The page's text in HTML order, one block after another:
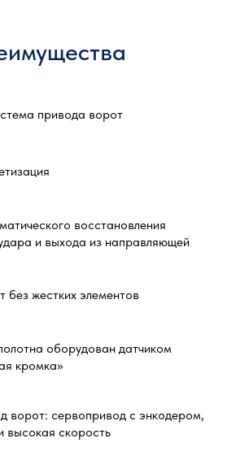
привода ворот
восстановления
и выхода из направляющей
без жестких элементов
оборудован датчиком
кромка»
ворот: сервопривод с энкодером,
высокая скорость